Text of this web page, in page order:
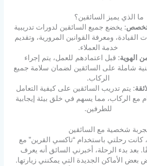
ما الذي يميز السائقين؟
: يخضع جميع السائقين لدورات تدريبية
ومعرفة القوانين المرورية، وتقديم
خدمة العملاء.
الهوية: قبل اعتمادهم للعمل، يتم إجراء
شاملة على السائقين لضمان سلامة جميع
الركاب.
: يتم تدريب السائقين على كيفية التعامل
مع الركاب، مما يسهم في خلق بيئة إيجابية
للطرفين.
شخصية مع السائقين
رحلتي باستخدام “تاكسي القرين” مع
بدء الرحلة، أخبرني السائق أنه يعرف
بعض الأماكن الجديدة التي يمكنني زيارتها.